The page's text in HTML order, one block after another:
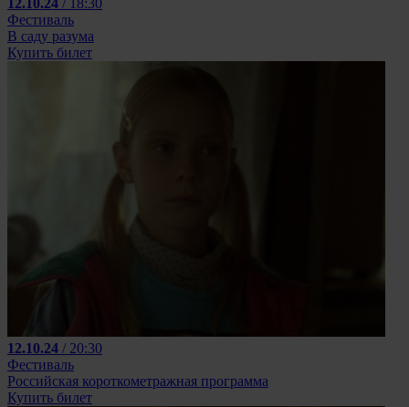
12.10.24 / 18:30
Фестиваль
В саду разума
Купить билет
12.10.24 / 20:30
Фестиваль
Российская короткометражная программа
Купить билет